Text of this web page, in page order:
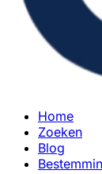
Home
Zoeken
Blog